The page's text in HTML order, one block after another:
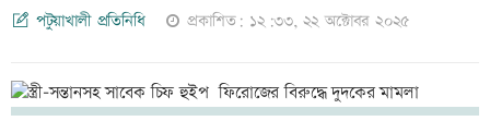
পটুয়াখালী প্রতিনিধি প্রকাশিত: ১২:৩৩, ২২ অক্টোবর ২০২৫